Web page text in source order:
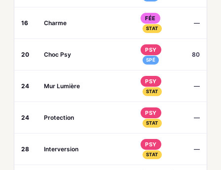
16 Charme
FÉE
STAT
—
20 Choc Psy
PSY
SPÉ
80
24 Mur Lumière
PSY
STAT
—
24 Protection
PSY
STAT
—
28 Interversion
PSY
STAT
—